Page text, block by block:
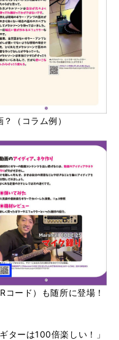
（コラム例）
コード）も随所に登場！
ターは100倍楽しい！」